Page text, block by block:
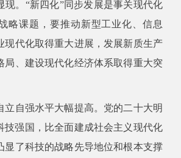
现。“新四化”同步发展是事关现代化
略课题，要推动新型工业化、信息
现代化取得重大进展，发展新质生产
局、建设现代化经济体系取得重大突
立自强水平大幅提高。党的二十大明
技强国，比全面建成社会主义现代化
显了科技的战略先导地位和根本支撑